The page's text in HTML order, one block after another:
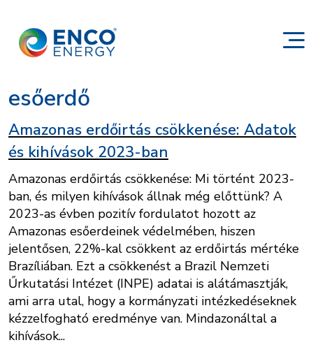
esőerdő
Amazonas erdőirtás csökkenése: Adatok
és kihívások 2023-ban
Amazonas erdőirtás csökkenése: Mi történt 2023-
ban, és milyen kihívások állnak még előttünk? A
2023-as évben pozitív fordulatot hozott az
Amazonas esőerdeinek védelmében, hiszen
jelentősen, 22%-kal csökkent az erdőirtás mértéke
Brazíliában. Ezt a csökkenést a Brazil Nemzeti
Űrkutatási Intézet (INPE) adatai is alátámasztják,
ami arra utal, hogy a kormányzati intézkedéseknek
kézzelfogható eredménye van. Mindazonáltal a
kihívások...